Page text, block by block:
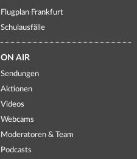
Flugplan Frankfurt
Schulausfälle
ON AIR
Sendungen
Aktionen
Videos
Webcams
Moderatoren & Team
Podcasts